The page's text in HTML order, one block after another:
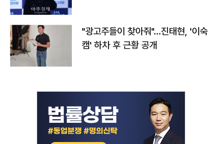
"광고주들이 찾아줘"…진태현, '이숙
캠' 하차 후 근황 공개